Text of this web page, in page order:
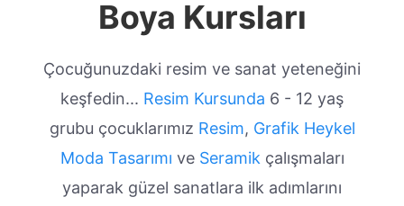
Boya Kursları
Çocuğunuzdaki resim ve sanat yeteneğini
keşfedin... Resim Kursunda 6 - 12 yaş
grubu çocuklarımız Resim, Grafik Heykel
Moda Tasarımı veSeramik çalışmaları
yaparak güzel sanatlara ilk adımlarını